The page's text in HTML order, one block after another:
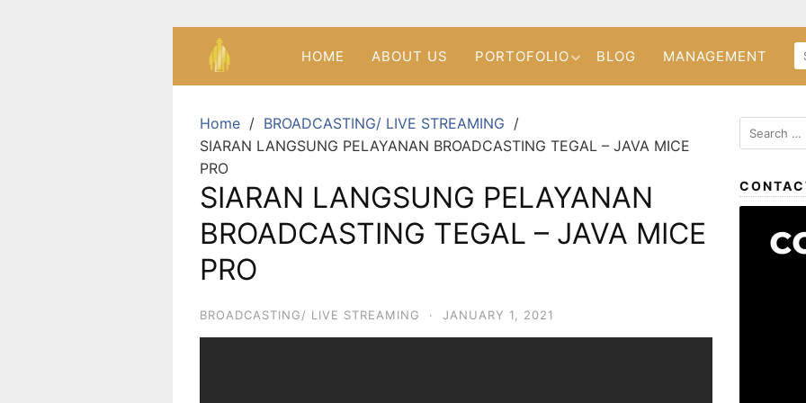
HOME ABOUT US PORTOFOLIO BLOG MANAGEMENT
Home
BROADCASTING/ LIVE STREAMING
SIARAN LANGSUNG PELAYANAN BROADCASTING TEGAL – JAVA MICE
PRO
SIARAN LANGSUNG PELAYANAN
BROADCASTING TEGAL – JAVA MICE
PRO
BROADCASTING/ LIVE STREAMING · JANUARY 1, 2021